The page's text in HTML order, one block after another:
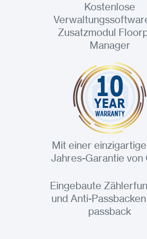
Kostenlose
Zusatzmodul
Manager
Mit einer
Jahres-Garantie von
Eingebaute
und Anti-
passback